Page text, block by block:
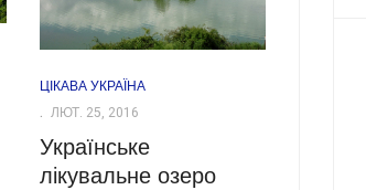
ЦІКАВА УКРАЇНА
ЛЮТ. 25, 2016
Українське
лікувальне озеро